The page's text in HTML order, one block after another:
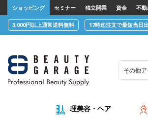
text.skipToContent
text.skipToNavigation
ショッピング セミナー 独立開業 資金 不
3,000円以上通常送料無料 17時迄注文で最短当日
その他
理美容・ヘア